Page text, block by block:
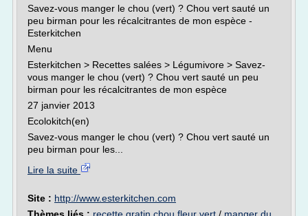
Savez-vous manger le chou (vert) ? Chou vert sauté un
peu birman pour les récalcitrantes de mon espèce -
Esterkitchen
Menu
Esterkitchen > Recettes salées > Légumivore > Savez-
vous manger le chou (vert) ? Chou vert sauté un peu
birman pour les récalcitrantes de mon espèce
27 janvier 2013
Ecolokitch(en)
Savez-vous manger le chou (vert) ? Chou vert sauté un
peu birman pour les...
Lire la suite
Site : http://www.esterkitchen.com